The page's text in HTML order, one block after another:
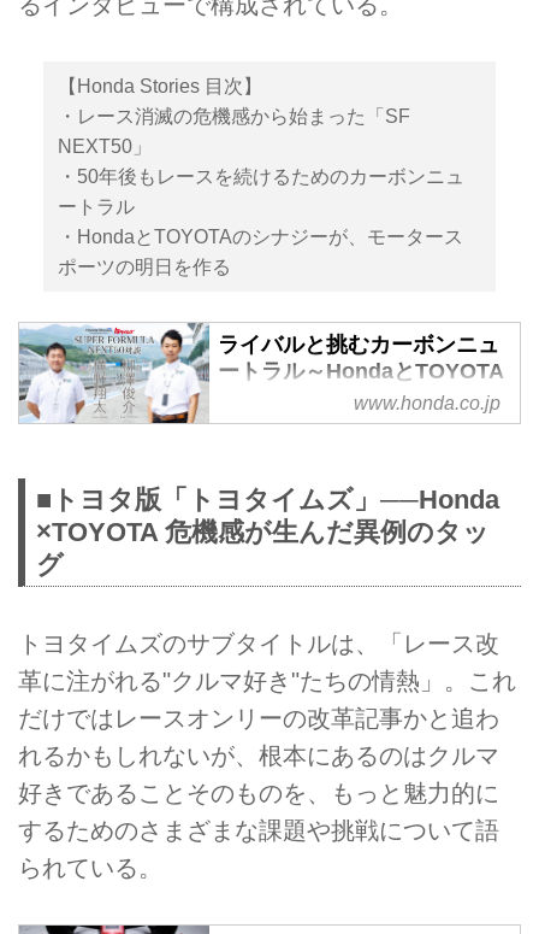
【Honda Stories 目次】
・レース消滅の危機感から始まった「SF
NEXT50」
・50年後もレースを続けるためのカーボンニュ
ートラル
・HondaとTOYOTAのシナジーが、モータース
ポーツの明日を作る
ライバルと挑むカーボンニュ
ートラル～HondaとTOYOTA
に手を組ませた「強烈な危機
感」とは～ | Honda Stories |
HondaとTOYOTAのメディアコラ
ボが実現！ 国内最高峰のレース
の一つ「SUPER FORMULA」で
クスト ゴー。以下、SF
NEXT50)」。その取り組みを
「HondaStories」と「トヨタイム
ズ」が同時取材し、別の視点で紹
介する。HondaStoriesでは、前編
でカーボンニュートラルに向けた
取り組みを、後編で関係者インタ
ビューをお届け。トヨタイムズで
は豊田章男社長の一言に端を発し
www.honda.co.jp
■トヨタ版「トヨタイムズ」──Honda
×TOYOTA 危機感が生んだ異例のタッ
グ
トヨタイムズのサブタイトルは、「レース改
革に注がれる"クルマ好き"たちの情熱」。これ
だけではレースオンリーの改革記事かと追わ
れるかもしれないが、根本にあるのはクルマ
好きであることそのものを、もっと魅力的に
するためのさまざまな課題や挑戦について語
られている。